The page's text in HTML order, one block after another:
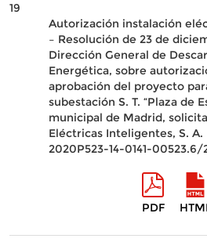
19
Autorización instalación
– Resolución de 23 de
Dirección General de
Energética, sobre
aprobación del proyecto
subestación S. T. “Plaza de
municipal de Madrid,
Eléctricas Inteligentes, S.
2020P523-14-0141-00523.6/
PDF